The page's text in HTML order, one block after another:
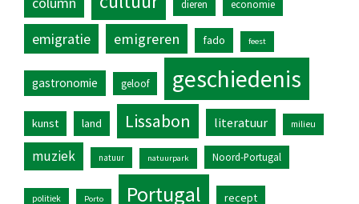
dieren economie
emigratie emigreren fado feest
gastronomie geloof geschiedenis
kunst land Lissabon literatuur milieu
muziek natuur natuurpark Noord-Portugal
politiek Porto Portugal recept